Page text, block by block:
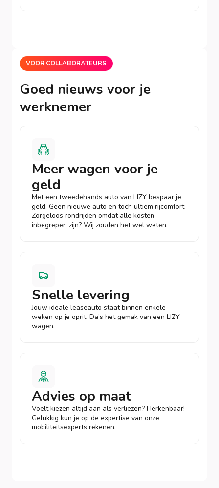
VOOR COLLABORATEURS
Goed nieuws voor je
werknemer
Meer wagen voor je
geld
Met een tweedehands auto van LIZY bespaar je
geld. Geen nieuwe auto en toch ultiem rijcomfort.
Zorgeloos rondrijden omdat alle kosten
inbegrepen zijn? Wij zouden het wel weten.
Snelle levering
Jouw ideale leaseauto staat binnen enkele
weken op je oprit. Da’s het gemak van een LIZY
wagen.
Advies op maat
Voelt kiezen altijd aan als verliezen? Herkenbaar!
Gelukkig kun je op de expertise van onze
mobiliteitsexperts rekenen.